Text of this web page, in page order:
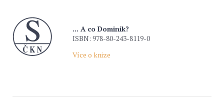
... A co Dominik?
ISBN: 978-80-243-8119-0
Více o knize